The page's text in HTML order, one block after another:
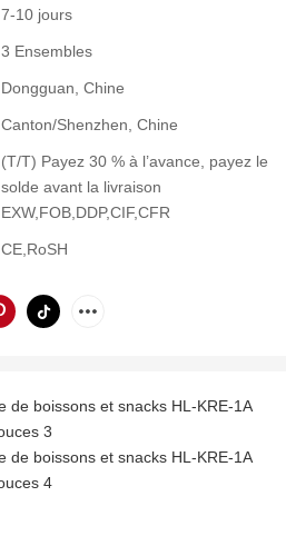
7-10 jours
3 Ensembles
Dongguan, Chine
Canton/Shenzhen, Chine
(T/T) Payez 30 % à l’avance, payez le
solde avant la livraison
EXW,FOB,DDP,CIF,CFR
CE,RoSH